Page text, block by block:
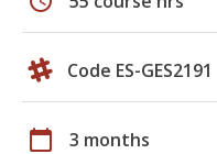
Code ES-GES2191
calendar_today 3 months